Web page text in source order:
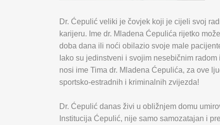
Dr. Ćepulić veliki je čovjek koji je cijeli svoj
karijeru. Ime dr. Mladena Ćepulića rijetko
doba dana ili noći obilazio svoje male
Iako su jedinstveni i svojim nesebičnim
nosi ime Tima dr. Mladena Ćepulića, za ove
sportsko-estradnih i kriminalnih zvijezda!
Dr. Ćepulić danas živi u obližnjem domu
Institucija Ćepulić, nije samo samozatajan i